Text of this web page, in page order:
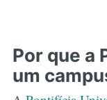
Por que a
um